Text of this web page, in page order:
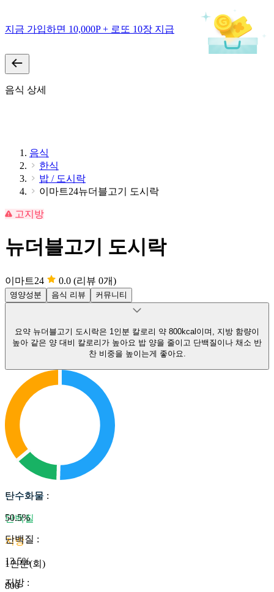
지금 가입하면 10,000P + 로또 10장 지급
음식 상세
음식
한식
밥 / 도시락
이마트24뉴더블고기 도시락
고지방
뉴더블고기 도시락
이마트24 0.0 (리뷰 0개)
영양성분 음식 리뷰 커뮤니티
요약 뉴더블고기 도시락은 1인분 칼로리 약 800kcal이며, 지방 함량이
높아 같은 양 대비 칼로리가 높아요 밥 양을 줄이고 단백질이나 채소 반
찬 비중을 높이는게 좋아요.
탄수화물
단백질
지방
1인분(회)
800
탄수화물 :
50.5%
단백질 :
13.5%
지방 :